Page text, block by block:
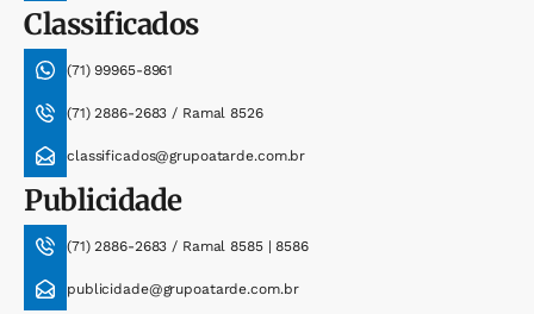
Classificados
(71) 99965-8961
(71) 2886-2683 / Ramal 8526
classificados@grupoatarde.com.br
Publicidade
(71) 2886-2683 / Ramal 8585 | 8586
publicidade@grupoatarde.com.br